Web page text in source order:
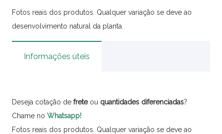
Fotos reais dos produtos. Qualquer variação se deve ao
desenvolvimento natural da planta.
Informações úteis
Deseja cotação de freteou quantidades diferenciadas?
Chame no Whatsapp!
Fotos reais dos produtos. Qualquer variação se deve ao